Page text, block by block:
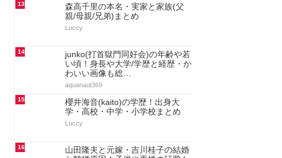
13
森高千里の本名・実家と家族(父
親/母親/兄弟)まとめ
Luccy
14
junko(打首獄門同好会)の年齢や若
い頃！身長や大学/学歴と経歴・か
わいい画像も総…
aquanaut369
15
櫻井海音(kaito)の学歴！出身大
学・高校・中学・小学校まとめ
Luccy
16
山田隆夫と元嫁・吉川桂子の結婚